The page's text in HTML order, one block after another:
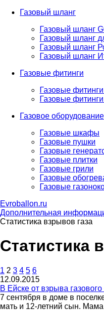
Газовый шланг
Газовый шланг
Газовый шланг
Газовый шланг
Газовый шланг
Газовые фитинги
Газовые
Газовые
Газовое оборудование
Газовые шкафы
Газовые пушки
Газовые
Газовые плитки
Газовые грили
Газовые
Газовые
Evroballon.ru
Дополнительная
Статистика взрывов газа
Статистика
1 2 3 4 5 6
12.09.2015
В Ейске от взрыва
7 сентября в доме в
мать и 12-летний сын.